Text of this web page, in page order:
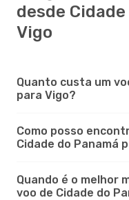
desde
Vigo
Quanto custa um
para Vigo?
Como posso
Cidade do Panamá
Quando é o melhor
voo de Cidade do